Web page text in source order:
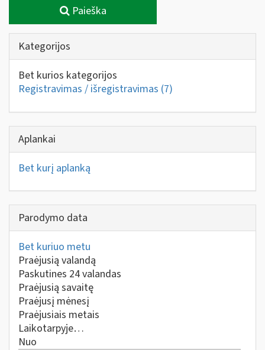
Paieška
Kategorijos
Bet kurios kategorijos
Registravimas / išregistravimas (7)
Aplankai
Bet kurį aplanką
Parodymo data
Bet kuriuo metu
Praėjusią valandą
Paskutines 24 valandas
Praėjusią savaitę
Praėjusį mėnesį
Praėjusiais metais
Laikotarpyje…
Nuo